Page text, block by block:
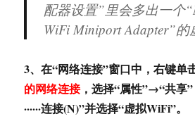
配器设置”里会多出一个
WiFi Miniport Adapter”的
3、在“网络连接”窗口中，右键单
的网络连接，选择“属性”→“共享
······连接(N)”并选择“虚拟WiFi”。